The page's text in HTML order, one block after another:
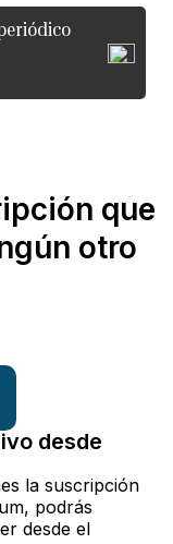
que
otro
desde
la suscripción
podrás
desde el